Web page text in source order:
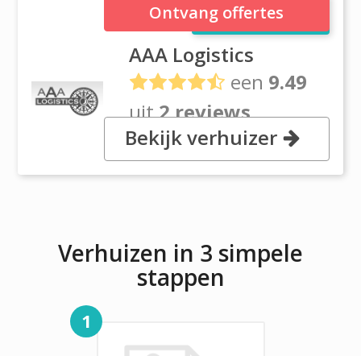
AAA Logistics
AAA Logistics
een 9.49
uit2 reviews
, Sofiyskaya str, 6, 192236 Saint-
Petersburg
Ontvang offertes
Bekijk verhuizer
Verhuizen in 3 simpele
stappen
1